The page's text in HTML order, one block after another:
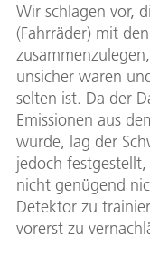
Wir schlagen vor,
(Fahrräder) mit
unsicher waren
selten ist. Da der
Emissionen aus
wurde, lag der
jedoch
nicht genügend
Detektor zu
vorerst zu